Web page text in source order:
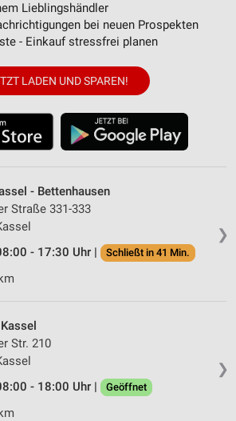
Lieblingshändler
bei neuen Prospekten
- Einkauf stressfrei planen
LADEN UND SPAREN!
❯
- Bettenhausen
Straße 331-333
- 17:30 Uhr |
Schließt in 41 Min.
❯
Str. 210
- 18:00 Uhr |
Geöffnet